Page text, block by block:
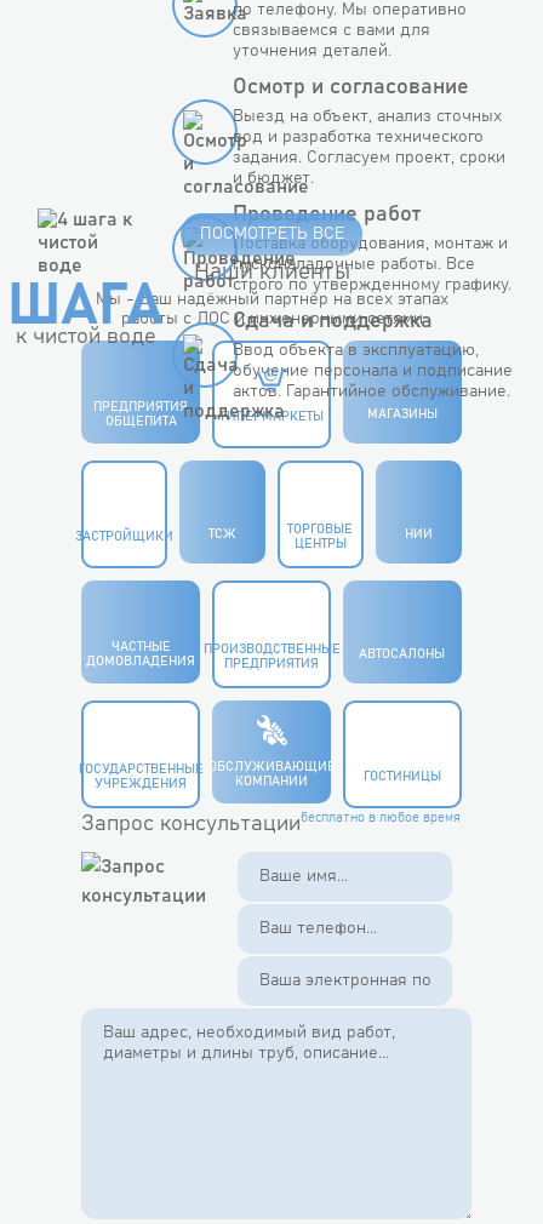
по телефону. Мы оперативно
связываемся с вами для
уточнения деталей.
Осмотр и согласование
Выезд на объект, анализ сточных
вод и разработка технического
задания. Согласуем проект, сроки
и бюджет.
Проведение работ
Поставка оборудования, монтаж и
пусконаладочные работы. Все
строго по утвержденному графику.
Сдача и поддержка
Ввод объекта в эксплуатацию,
обучение персонала и подписание
актов. Гарантийное обслуживание.
ШАГА
к чистой воде
ПОСМОТРЕТЬ ВСЕ
Наши клиенты
Мы - Ваш надёжный партнёр на всех этапах
работы с ЛОС и инженерными сетями
ПРЕДПРИЯТИЯ
ОБЩЕПИТА
ГИПЕРМАРКЕТЫ МАГАЗИНЫ
ЗАСТРОЙЩИКИ ТСЖ
ТОРГОВЫЕ
ЦЕНТРЫ
НИИ
ЧАСТНЫЕ
ДОМОВЛАДЕНИЯ
ПРОИЗВОДСТВЕННЫЕ
ПРЕДПРИЯТИЯ
АВТОСАЛОНЫ
ГОСУДАРСТВЕННЫЕ
УЧРЕЖДЕНИЯ
ОБСЛУЖИВАЮЩИЕ
КОМПАНИИ
ГОСТИНИЦЫ
Запрос консультациибесплатно в любое время